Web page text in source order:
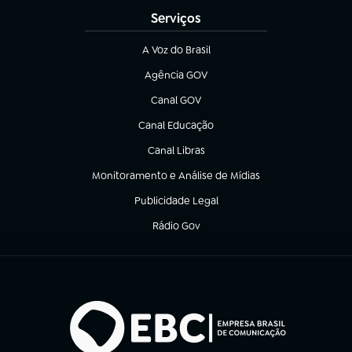
Serviços
A Voz do Brasil
(abre em nova aba)
Agência GOV
(abre em nova aba)
Canal GOV
(abre em nova aba)
Canal Educação
(abre em nova aba)
Canal Libras
(abre em nova aba)
Monitoramento e Análise de Mídias
(abre em nova aba)
Publicidade Legal
(abre em nova aba)
Rádio Gov
(abre em nova aba)